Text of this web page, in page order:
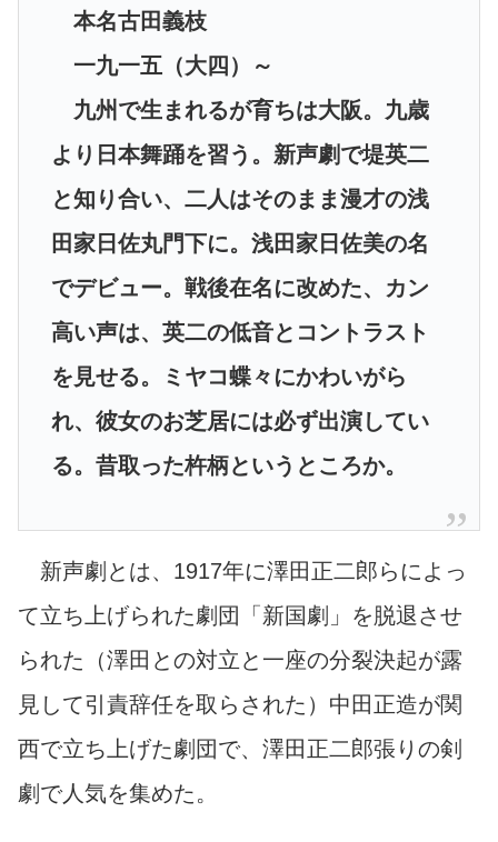
本名古田義枝
一九一五（大四）～
九州で生まれるが育ちは大阪。九歳
より日本舞踊を習う。新声劇で堤英二
と知り合い、二人はそのまま漫才の浅
田家日佐丸門下に。浅田家日佐美の名
でデビュー。戦後在名に改めた、カン
高い声は、英二の低音とコントラスト
を見せる。ミヤコ蝶々にかわいがら
れ、彼女のお芝居には必ず出演してい
る。昔取った杵柄というところか。
新声劇とは、1917年に澤田正二郎らによっ
て立ち上げられた劇団「新国劇」を脱退させ
られた（澤田との対立と一座の分裂決起が露
見して引責辞任を取らされた）中田正造が関
西で立ち上げた劇団で、澤田正二郎張りの剣
劇で人気を集めた。